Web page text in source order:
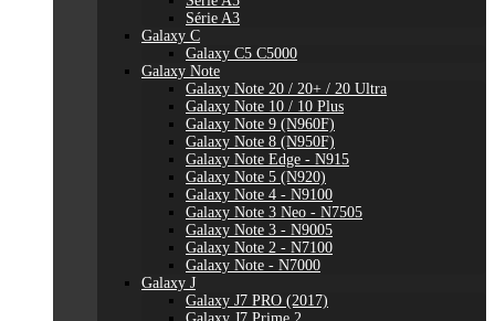
Série A3
Galaxy C
Galaxy C5 C5000
Galaxy Note
Galaxy Note 20 / 20+ / 20 Ultra
Galaxy Note 10 / 10 Plus
Galaxy Note 9 (N960F)
Galaxy Note 8 (N950F)
Galaxy Note Edge - N915
Galaxy Note 5 (N920)
Galaxy Note 4 - N9100
Galaxy Note 3 Neo - N7505
Galaxy Note 3 - N9005
Galaxy Note 2 - N7100
Galaxy Note - N7000
Galaxy J
Galaxy J7 PRO (2017)